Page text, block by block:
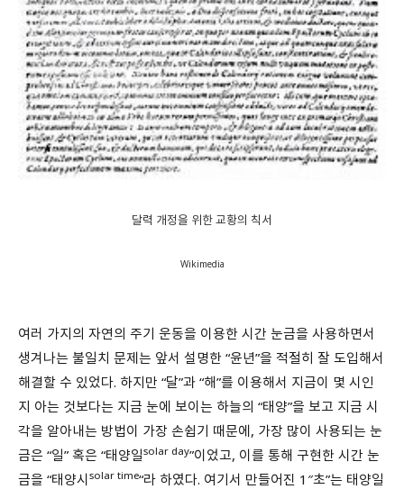
달력 개정을 위한 교황의 칙서
Wikimedia
여러 가지의 자연의 주기 운동을 이용한 시간 눈금을 사용하면서
생겨나는 불일치 문제는 앞서 설명한 “윤년”을 적절히 잘 도입해서
해결할 수 있었다. 하지만 “달”과 “해”를 이용해서 지금이 몇 시인
지 아는 것보다는 지금 눈에 보이는 하늘의 “태양”을 보고 지금 시
각을 알아내는 방법이 가장 손쉽기 때문에, 가장 많이 사용되는 눈
금은 “일” 혹은 “태양일solar day”이었고, 이를 통해 구현한 시간 눈
금을 “태양시solar time“라 하였다. 여기서 만들어진 1″초”는 태양일